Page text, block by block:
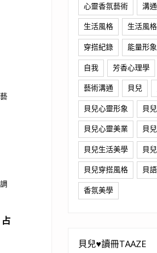
心靈香氛藝術 溝通
生活風格 生活風
穿搭紀錄 能量形
自我 芳香心理學
藝術溝通 貝兒
貝兒心靈形象 貝
貝兒心靈美業 貝
貝兒生活美學 貝
貝兒穿搭風格 貝
香氛美學
貝兒♥讀冊TAAZE